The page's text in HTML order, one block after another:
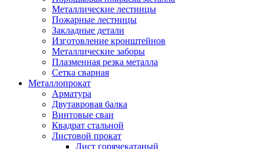
Металлические лестницы
Пожарные лестницы
Закладные детали
Изготовление кронштейнов
Металлические заборы
Плазменная резка металла
Сетка сварная
Металлопрокат
Арматура
Двутавровая балка
Винтовые сваи
Квадрат стальной
Листовой прокат
Лист горячекатаный